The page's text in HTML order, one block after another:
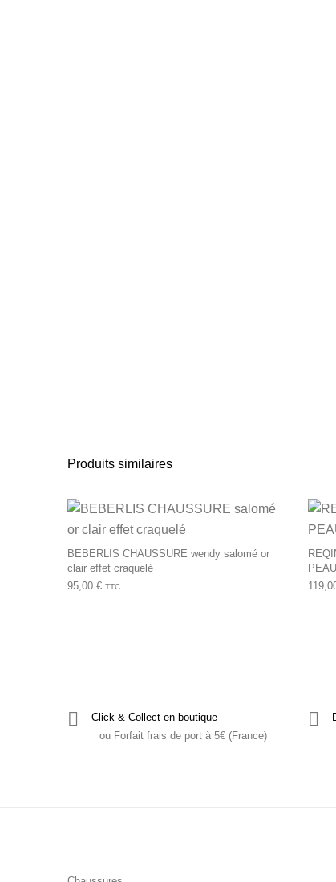
Produits similaires
BEBERLIS CHAUSSURE wendy salomé or
clair effet craquelé
95,00 € TTC
Ce produit a
Click & Collect en boutique
ou Forfait frais de port à 5€ (France)